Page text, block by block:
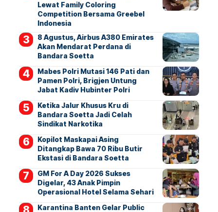
Lewat Family Coloring
Competition Bersama Greebel
Indonesia
8 Agustus, Airbus A380 Emirates
Akan Mendarat Perdana di
Bandara Soetta
Mabes Polri Mutasi 146 Pati dan
Pamen Polri, Brigjen Untung
Jabat Kadiv Hubinter Polri
Ketika Jalur Khusus Kru di
Bandara Soetta Jadi Celah
Sindikat Narkotika
Kopilot Maskapai Asing
Ditangkap Bawa 70 Ribu Butir
Ekstasi di Bandara Soetta
GM For A Day 2026 Sukses
Digelar, 43 Anak Pimpin
Operasional Hotel Selama Sehari
Karantina Banten Gelar Public